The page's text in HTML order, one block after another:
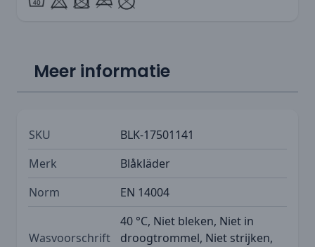
Meer informatie
SKU
BLK-17501141
Merk
Blåkläder
Norm
EN 14004
Wasvoorschrift
40 °C, Niet bleken, Niet in
droogtrommel, Niet strijken,